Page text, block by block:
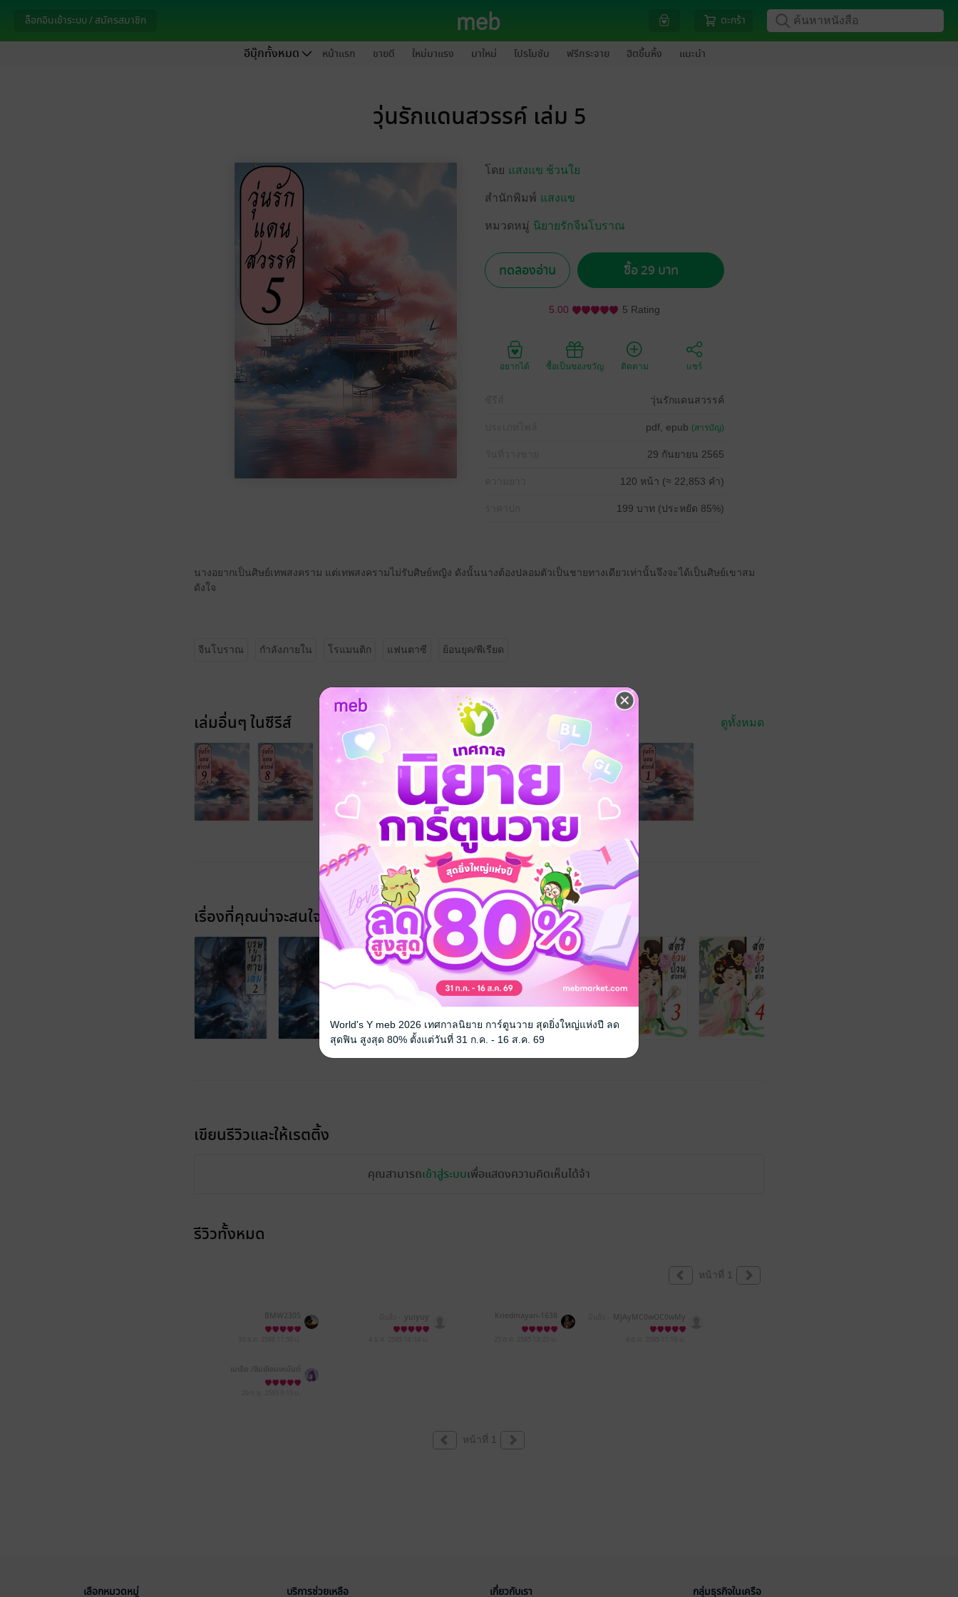
ล็อกอินเข้าระบบ / สมัครสมาชิก ตะกร้า
อีบุ๊กทั้งหมด หน้าแรก ขายดี ใหม่มาแรง มาใหม่ โปรโมชัน ฟรีกระจาย ฮิตขึ้นหิ้ง แนะนำ
วุ่นรักแดนสวรรค์ เล่ม 5
โดย แสงแข ช้วนใย
สำนักพิมพ์ แสงแข
หมวดหมู่ นิยายรักจีนโบราณ
ทดลองอ่าน ซื้อ 29 บาท
5.00 5 Rating
อยากได้ ซื้อเป็นของขวัญ ติดตาม แชร์
วุ่นรักแดนสวรรค์
pdf, epub (สารบัญ)
29 กันยายน 2565
120 หน้า (≈ 22,853 คำ)
199 บาท (ประหยัด 85%)
นางอยากเป็นศิษย์เทพสงคราม แต่เทพสงครามไม่รับศิษย์หญิง ดังนั้นนางต้องปลอมตัวเป็นชายทางเดียวเท่านั้นจึงจะได้เป็นศิษย์เขาสม
ดังใจ
จีนโบราณ กำลังภายใน โรแมนติก แฟนตาซี ย้อนยุค/พีเรียด
เล่มอื่นๆ ในซีรีส์ ดูทั้งหมด
เรื่องที่คุณน่าจะสนใจ
เขียนรีวิวและให้เรตติ้ง
คุณสามารถเข้าสู่ระบบเพื่อแสดงความคิดเห็นได้จ้า
รีวิวทั้งหมด
หน้าที่ 1
BMW2305 yuiyuy Kriedmayan-1638
MjAyMC0wOC0wMy
AxMjozMzozOA==
เมเธีย./ลืมเลือน​เหมันต์​
หน้าที่ 1
เลือกหมวดหมู่ บริการช่วยเหลือ เกี่ยวกับเรา กลุ่มธุรกิจในเครือ
World's Y meb 2026 เทศกาลนิยาย การ์ตูนวาย สุดยิ่งใหญ่แห่งปี ลด
สุดฟิน สูงสุด 80% ตั้งแต่วันที่ 31 ก.ค. - 16 ส.ค. 69